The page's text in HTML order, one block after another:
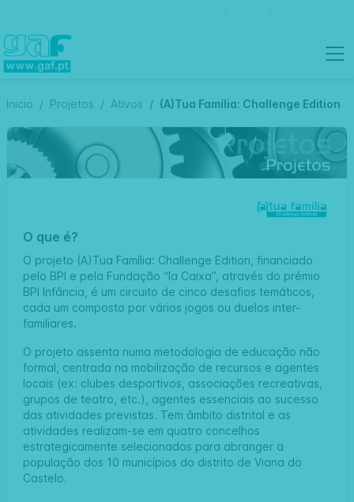
Inicio Projetos Ativos (A)Tua Família: Challenge Edition
O que é?
O projeto (A)Tua Família: Challenge Edition, financiado
pelo BPI e pela Fundação “la Caixa”, através do prémio
BPI Infância, é um circuito de cinco desafios temáticos,
cada um composto por vários jogos ou duelos inter-
familiares.
O projeto assenta numa metodologia de educação não
formal, centrada na mobilização de recursos e agentes
locais (ex: clubes desportivos, associações recreativas,
grupos de teatro, etc.), agentes essenciais ao sucesso
das atividades previstas. Tem âmbito distrital e as
atividades realizam-se em quatro concelhos
estrategicamente selecionados para abranger a
população dos 10 municípios do distrito de Viana do
Castelo.